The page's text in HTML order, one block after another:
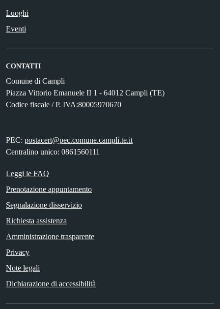
Luoghi
Eventi
CONTATTI
Comune di Campli
Piazza Vittorio Emanuele II 1 - 64012 Campli (TE)
Codice fiscale / P. IVA:80005970670
PEC: postacert@pec.comune.campli.te.it
Centralino unico: 0861560111
Leggi le FAQ
Prenotazione appuntamento
Segnalazione disservizio
Richiesta assistenza
Amministrazione trasparente
Privacy
Note legali
Dichiarazione di accessibilità